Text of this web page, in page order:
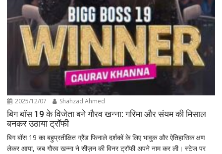
2025/12/07 Shahzad Ahmed
बिग बॉस 19 के विजेता बने गौरव खन्ना: गरिमा और संयम की मिसाल
बनकर उठाया ट्रॉफी
बिग बॉस 19 का बहुप्रतीक्षित ग्रैंड फिनाले दर्शकों के लिए भावुक और ऐतिहासिक क्षण
लेकर आया, जब गौरव खन्ना ने सीज़न की विनर ट्रॉफी अपने नाम कर ली। स्टेज पर